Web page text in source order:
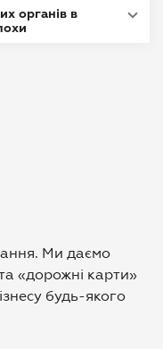
органів в
Ми даємо
«дорожні карти»
будь-якого